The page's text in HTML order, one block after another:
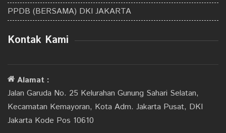
PPDB (BERSAMA) DKI JAKARTA
Kontak Kami
Alamat :
Jalan Garuda No. 25 Kelurahan Gunung Sahari Selatan,
Kecamatan Kemayoran, Kota Adm. Jakarta Pusat, DKI
Jakarta Kode Pos 10610